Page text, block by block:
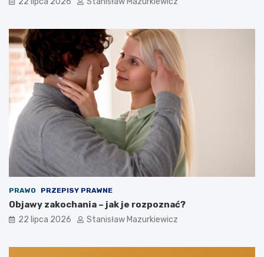
PRAWO PRZEPISY PRAWNE
Objawy zakochania – jak je rozpoznać?
22 lipca 2026 Stanisław Mazurkiewicz